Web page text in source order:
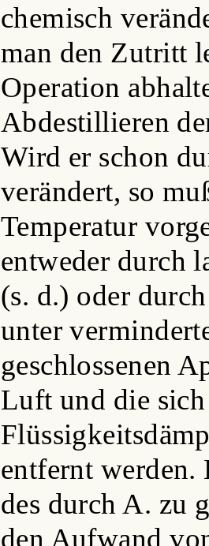
chemisch
man den Zutritt
Operation
Abdestillieren
Wird er schon
verändert, so
Temperatur
entweder durch
(s. d.) oder
unter
geschlossenen
Luft und die
entfernt werden.
des durch A. zu
den Aufwand